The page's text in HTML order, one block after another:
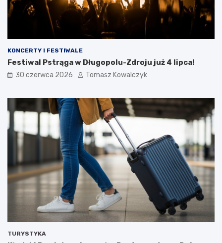
KONCERTY I FESTIWALE
Festiwal Pstrąga w Długopolu-Zdroju już 4 lipca!
30 czerwca 2026 Tomasz Kowalczyk
TURYSTYKA